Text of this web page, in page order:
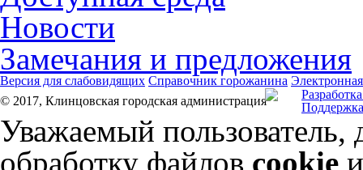
Новости
Замечания и предложения
Версия для слабовидящих Справочник горожанина
© 2017, Клинцовская городская администрация
Уважаемый пользователь,
обработку файлов cookie